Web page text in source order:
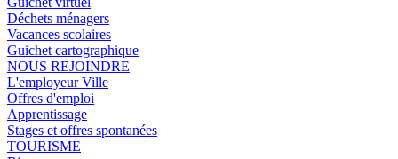
Déchets ménagers
Vacances scolaires
Guichet cartographique
NOUS REJOINDRE
L'employeur Ville
Offres d'emploi
Apprentissage
Stages et offres spontanées
TOURISME